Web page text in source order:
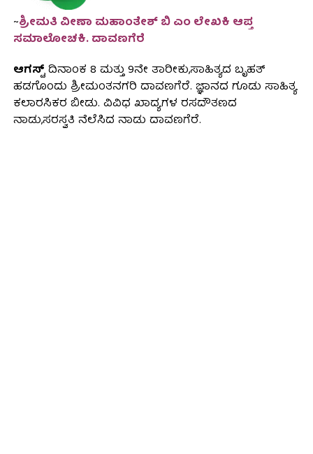
~ಶ್ರೀಮತಿ ವೀಣಾ ಮಹಾಂತೇಶ್ ಬಿ ಎಂ ಲೇಖಕಿ ಆಪ್ತ
ಸಮಾಲೋಚಕಿ. ದಾವಣಗೆರೆ
ಆಗಸ್ಟ್ದಿನಾಂಕ 8 ಮತ್ತು 9ನೇ ತಾರೀಕು,ಸಾಹಿತ್ಯದ ಬೃಹತ್
ಹಡಗೊಂದು ಶ್ರೀಮಂತನಗರಿ ದಾವಣಗೆರೆ. ಜ್ಞಾನದ ಗೂಡು ಸಾಹಿತ್ಯ
ಕಲಾರಸಿಕರ ಬೀಡು. ವಿವಿಧ ಖಾದ್ಯಗಳ ರಸದೌತಣದ
ನಾಡು,ಸರಸ್ವತಿ ನೆಲೆಸಿದ ನಾಡು ದಾವಣಗೆರೆ.